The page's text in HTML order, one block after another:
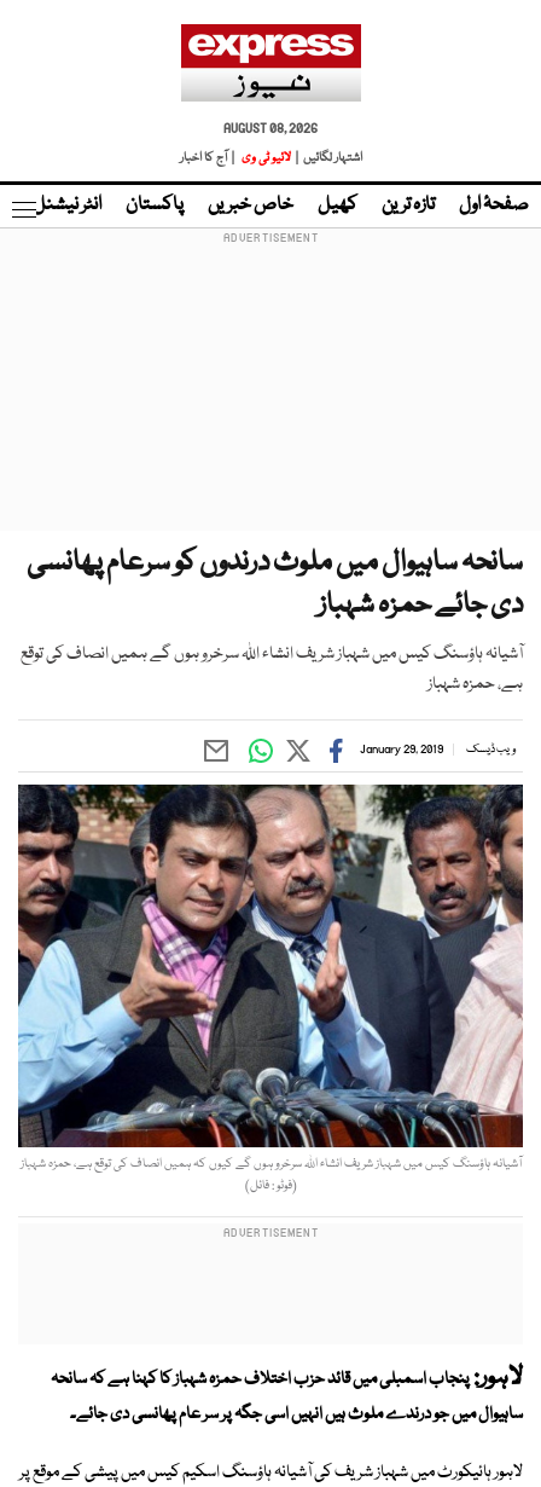
AUGUST 08, 2026
اشتہار لگائیں |
لائیو ٹی وی | آج کا اخبار
صفحۂ اول تازہ ترین کھیل خاص خبریں پاکستان انٹر نیشنل
سانحہ ساہیوال میں ملوث درندوں کو سرعام پھانسی
دی جائے حمزہ شہباز
آشیانہ ہاؤسنگ کیس میں شہباز شریف انشاء اللہ سرخرو ہوں گے ہمیں انصاف کی توقع
ہے، حمزہ شہباز
ویب ڈیسک January 29, 2019
آشیانہ ہاؤسنگ کیس میں شہباز شریف انشاء اللہ سرخرو ہوں گے کیوں کہ ہمیں انصاف کی توقع ہے، حمزہ شہباز
(فوٹو : فائل)
لاہور:پنجاب اسمبلی میں قائد حزب اختلاف حمزہ شہباز کا کہنا ہے کہ سانحہ
ساہیوال میں جو درندے ملوث ہیں انہیں اسی جگہ پر سر عام پھانسی دی جائے۔
لاہور ہائیکورٹ میں شہباز شریف کی آشیانہ ہاؤسنگ اسکیم کیس میں پیشی کے موقع پر